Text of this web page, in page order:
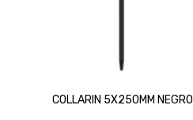
COLLARIN 5X250MM NEGRO